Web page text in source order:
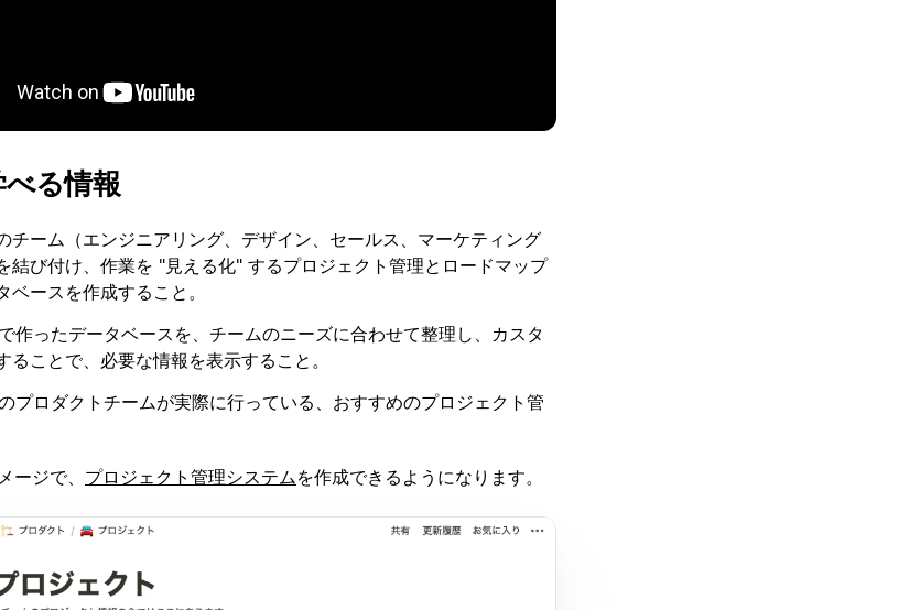
る情報
チーム（エンジニアリング、デザイン、セールス、マーケティング
結び付け、作業を "見える化" するプロジェクト管理とロードマップ
ベースを作成すること。
作ったデータベースを、チームのニーズに合わせて整理し、カスタ
ることで、必要な情報を表示すること。
プロダクトチームが実際に行っている、おすすめのプロジェクト管
ージで、 プロジェクト管理システムを作成できるようになります。